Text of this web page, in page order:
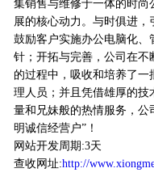
集销售与维修于一体的时
展的核心动力。与时俱进，
鼓励客户实施办公电脑化
针；开拓与完善，公司在不
的过程中，吸收和培养了
理人员；并且凭借雄厚的技
量和兄妹般的热情服务，公
明诚信经营户”！
网站开发周期:3天
查收网址:http://